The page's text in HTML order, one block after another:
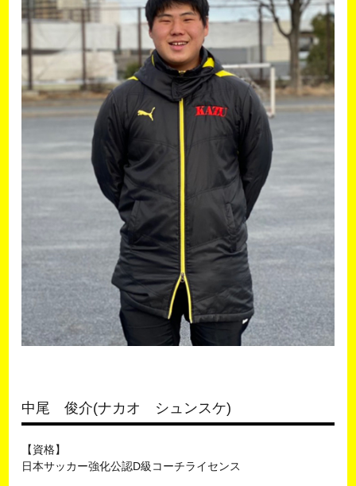
中尾 俊介(ナカオ シュンスケ)
【資格】
日本サッカー強化公認D級コーチライセンス